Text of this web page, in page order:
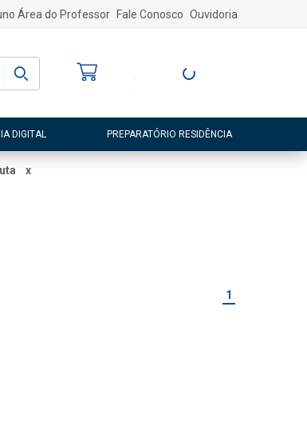
Área do Professor Fale Conosco Ouvidoria
Entre ou Cadastre-
DIGITAL PREPARATÓRIO RESIDÊNCIA
x
1